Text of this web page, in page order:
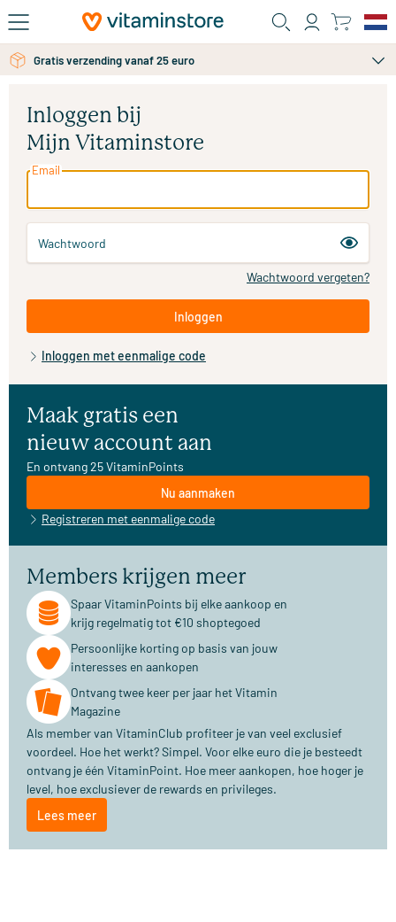
Ga naar de hoofdinhoud
Gratis verzending vanaf 25 euro
Inloggen bij
Mijn Vitaminstore
Email
Wachtwoord
Wachtwoord vergeten?
Inloggen
Inloggen met eenmalige code
Maak gratis een
nieuw account aan
En ontvang 25 VitaminPoints
Nu aanmaken
Registreren met eenmalige code
Members krijgen meer
Spaar VitaminPoints bij elke aankoop en
krijg regelmatig tot €10 shoptegoed
Persoonlijke korting op basis van jouw
interesses en aankopen
Ontvang twee keer per jaar het Vitamin
Magazine
Als member van VitaminClub profiteer je van veel exclusief
voordeel. Hoe het werkt? Simpel. Voor elke euro die je besteedt
ontvang je één VitaminPoint. Hoe meer aankopen, hoe hoger je
level, hoe exclusiever de rewards en privileges.
Lees meer